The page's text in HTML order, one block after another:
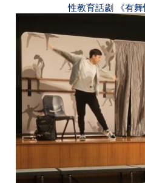
性教育話劌 《有